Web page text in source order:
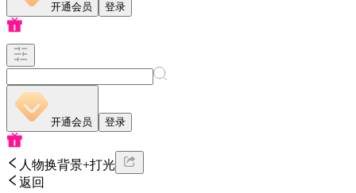
开通会员 登录
开通会员 登录
人物换背景+打光
返回